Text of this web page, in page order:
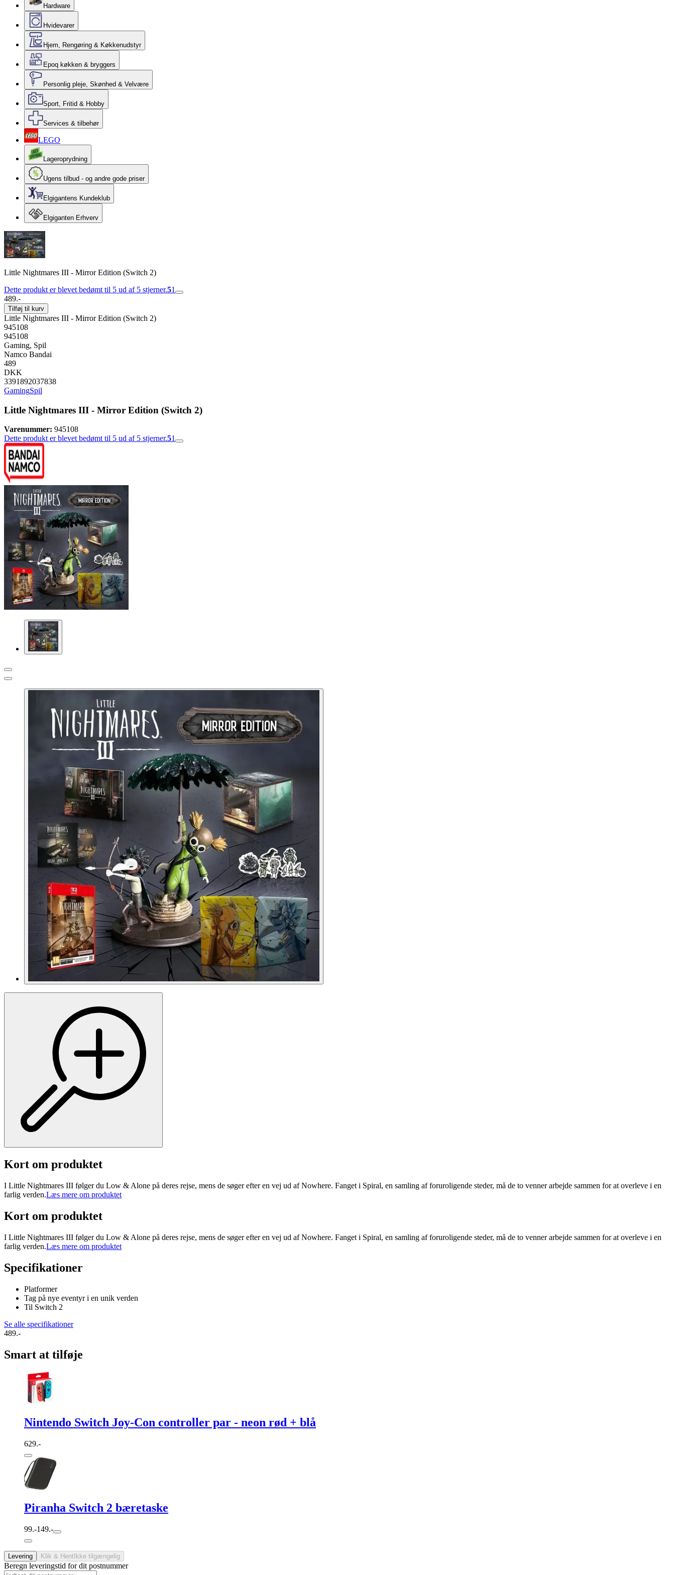
Hardware
Hvidevarer
Hjem, Rengøring & Køkkenudstyr
Epoq køkken & bryggers
Personlig pleje, Skønhed & Velvære
Sport, Fritid & Hobby
Services & tilbehør
LEGO
Lageroprydning
Ugens tilbud - og andre gode priser
Elgigantens Kundeklub
Elgiganten Erhverv
Little Nightmares III - Mirror Edition (Switch 2)
Dette produkt er blevet bedømt til 5 ud af 5 stjerner.51
489.-
Tilføj til kurv
Little Nightmares III - Mirror Edition (Switch 2)
945108
945108
Gaming, Spil
Namco Bandai
489
DKK
3391892037838
GamingSpil
Little Nightmares III - Mirror Edition (Switch 2)
Varenummer: 945108
Dette produkt er blevet bedømt til 5 ud af 5 stjerner.51
Kort om produktet
I Little Nightmares III følger du Low & Alone på deres rejse, mens de søger efter en vej ud af Nowhere. Fanget i Spiral, en samling af foruroligende steder, må de to venner arbejde sammen for at overleve i en
farlig verden.Læs mere om produktet
Kort om produktet
I Little Nightmares III følger du Low & Alone på deres rejse, mens de søger efter en vej ud af Nowhere. Fanget i Spiral, en samling af foruroligende steder, må de to venner arbejde sammen for at overleve i en
farlig verden.Læs mere om produktet
Specifikationer
Platformer
Tag på nye eventyr i en unik verden
Til Switch 2
Se alle specifikationer
489.-
Smart at tilføje
Nintendo Switch Joy-Con controller par - neon rød + blå
629.-
Piranha Switch 2 bæretaske
99.-149.-
Levering Klik & Hent Ikke tilgængelig
Beregn leveringstid for dit postnummer